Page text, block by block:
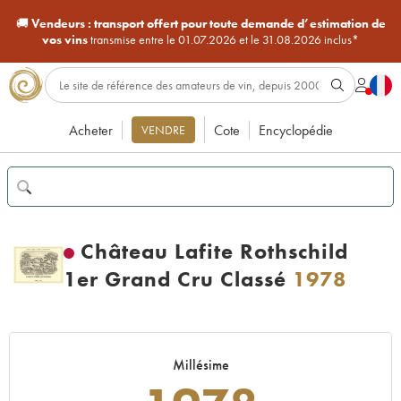
🚚Vendeurs : transport offert pour toute demande d’estimation de
vos vinstransmise entre le 01.07.2026 et le 31.08.2026 inclus*
Acheter VENDRE Cote Encyclopédie
Château Lafite Rothschild
1er Grand Cru Classé 1978
Millésime